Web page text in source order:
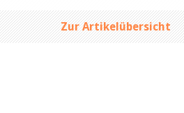
Zur Artikelübersicht